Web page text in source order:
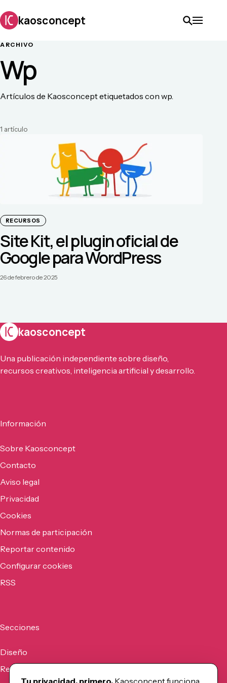
kaosconcept
ARCHIVO
Wp
Artículos de Kaosconcept etiquetados con wp.
1 artículo
RECURSOS
Site Kit, el plugin oficial de
Google para WordPress
26 de febrero de 2025
kaosconcept
Una publicación independiente sobre diseño,
recursos creativos, inteligencia artificial y desarrollo.
Información
Sobre Kaosconcept
Contacto
Aviso legal
Privacidad
Cookies
Normas de participación
Reportar contenido
Configurar cookies
RSS
Secciones
Diseño
Recursos
Tu privacidad, primero. Kaosconcept funciona